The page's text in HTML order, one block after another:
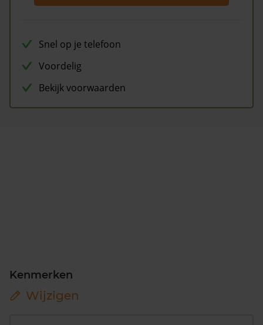
Snel op je telefoon
Voordelig
Bekijk voorwaarden
Kenmerken
Wijzigen